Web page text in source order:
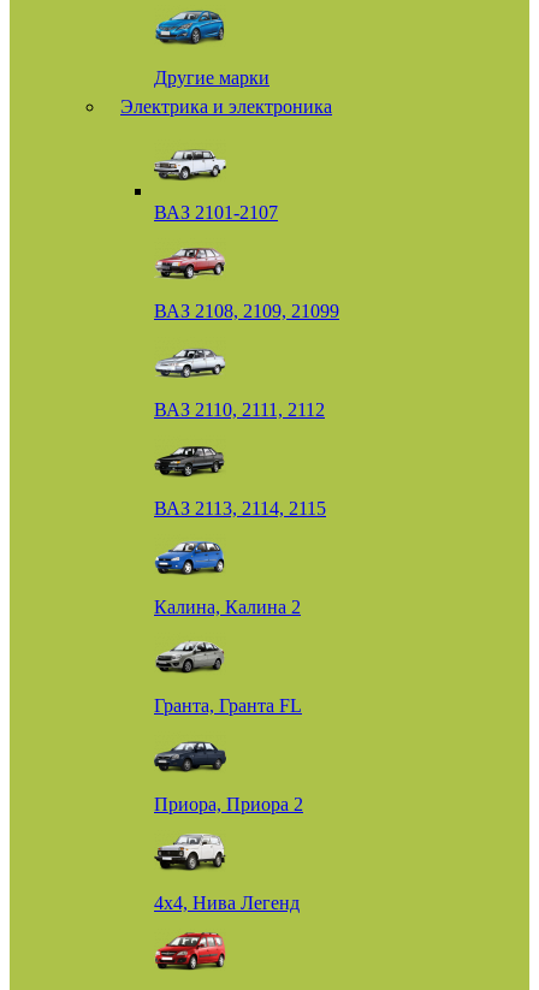
Другие марки
Электрика и электроника
ВАЗ 2101-2107
ВАЗ 2108, 2109, 21099
ВАЗ 2110, 2111, 2112
ВАЗ 2113, 2114, 2115
Калина, Калина 2
Гранта, Гранта FL
Приора, Приора 2
4х4, Нива Легенд